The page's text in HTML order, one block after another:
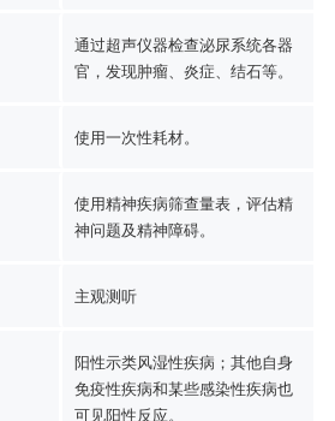
通过超声仪器检查泌尿系统各器
官，发现肿瘤、炎症、结石等。
使用一次性耗材。
使用精神疾病筛查量表，评估精
神问题及精神障碍。
主观测听
阳性示类风湿性疾病；其他自身
免疫性疾病和某些感染性疾病也
可见阳性反应。